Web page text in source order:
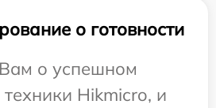
о готовности
о успешном
Hikmicro, и